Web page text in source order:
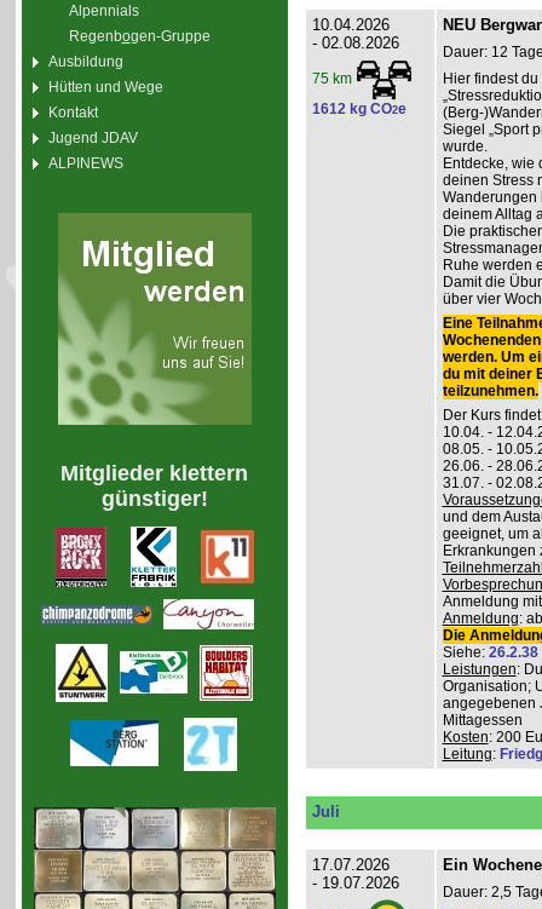
Alpennials
Regenbogen-Gruppe
Ausbildung
Hütten und Wege
Kontakt
Jugend JDAV
ALPINEWS
Mitglieder klettern
günstiger!
10.04.2026
- 02.08.2026
75 km
1612 kg CO2e
NEU
Dauer: 12
Hier findest
(Berg-
Siegel „Sport
wurde.
Entdecke, wie
deinen Stress
Wanderungen
deinem Alltag
Die
Ruhe werden
Damit die
über vier
Eine
werden. Um
du mit deiner
teilzunehmen.
Der Kurs
10.04. -
08.05. -
26.06. -
31.07. -
und dem
geeignet, um
Erkrankungen
Anmeldung
Anmeldung:
Die
Siehe:
Leistungen:
Organisation;
angegebenen
Mittagessen
Kosten: 200
Leitung:
Juli
17.07.2026
- 19.07.2026
Ein
Dauer: 2,5